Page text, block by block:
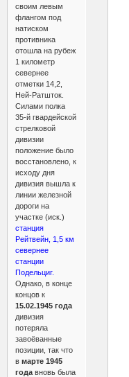
своим левым
флангом под
натиском
противника
отошла на рубеж
1 километр
севернее
отметки 14,2,
Ней-Ратшток.
Силами полка
35-й гвардейской
стрелковой
дивизии
положение было
восстановлено, к
исходу дня
дивизия вышла к
линии железной
дороги на
участке (иск.)
станция
Рейтвейн, 1,5 км
севернее
станции
Подельциг.
Однако, в конце
концов к
15.02.1945 года
дивизия
потеряла
завоёванные
позиции, так что
в марте 1945
годавновь была